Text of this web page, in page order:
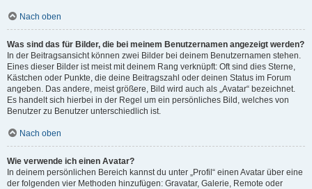
Nach oben
Was sind das für Bilder, die bei meinem Benutzernamen angezeigt werden?
In der Beitragsansicht können zwei Bilder bei deinem Benutzernamen stehen.
Eines dieser Bilder ist meist mit deinem Rang verknüpft: Oft sind dies Sterne,
Kästchen oder Punkte, die deine Beitragszahl oder deinen Status im Forum
angeben. Das andere, meist größere, Bild wird auch als „Avatar“ bezeichnet.
Es handelt sich hierbei in der Regel um ein persönliches Bild, welches von
Benutzer zu Benutzer unterschiedlich ist.
Nach oben
Wie verwende ich einen Avatar?
In deinem persönlichen Bereich kannst du unter „Profil“ einen Avatar über eine
der folgenden vier Methoden hinzufügen: Gravatar, Galerie, Remote oder